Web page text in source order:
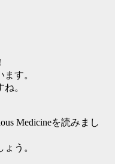
す。
。
Medicineを読みまし
う。